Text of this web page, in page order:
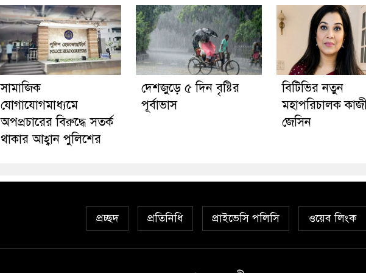
সামাজিক
যোগাযোগমাধ্যমে
অপপ্রচারের বিরুদ্ধে সতর্ক
থাকার আহ্বান পুলিশের
দেশজুড়ে ৫ দিন বৃষ্টির
পূর্বাভাস
বিটিভির নতুন
মহাপরিচালক
জেসিন
প্রচ্ছদ প্রতিনিধি প্রাইভেসি পলিসি ওয়েব লিংক